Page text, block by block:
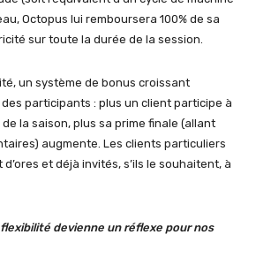
Octopus lui remboursera 100% de sa
sur toute la durée de la session.
un système de bonus croissant
participants : plus un client participe à
la saison, plus sa prime finale (allant
augmente. Les clients particuliers
d’ores et déjà invités, s’ils le souhaitent, à
devienne un réflexe pour nos